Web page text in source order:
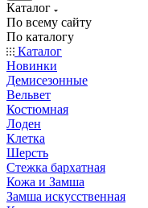
Каталог
По всему сайту
По каталогу
Каталог
Новинки
Демисезонные
Вельвет
Костюмная
Лоден
Клетка
Шерсть
Стежка бархатная
Кожа и Замша
Замша искусственная